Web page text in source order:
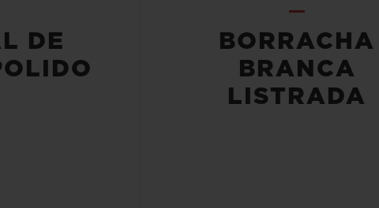
DE
BORRACHA
BRANCA
LISTRADA